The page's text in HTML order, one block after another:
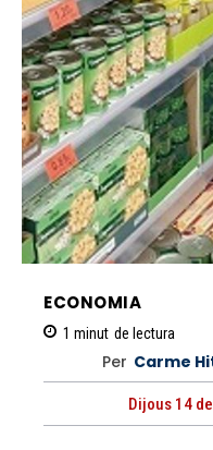
ECONOMIA
1 minut de lectura
Per Carme
Dijous 14